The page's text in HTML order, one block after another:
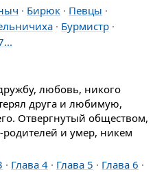
Бирюк
Певцы
Бурмистр
любовь, никого
друга и любимую,
Отвергнутый обществом,
родителей и умер, никем
Глава 4 Глава 5
Глава 6